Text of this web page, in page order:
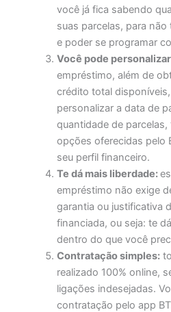
você já fica sabendo
suas parcelas, para
e poder se programar
Você pode
empréstimo, além de
crédito total
personalizar a data de
quantidade de
opções oferecidas pelo
seu perfil financeiro.
Te dá mais liberdade:
empréstimo não exige
garantia ou justificativa
financiada, ou seja: te
dentro do que você
Contratação simples:
realizado 100% online,
ligações indesejadas.
contratação pelo app